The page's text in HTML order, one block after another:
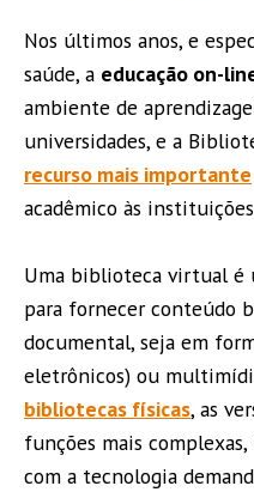
Nos últimos anos, e
saúde, a educação on-
ambiente de
universidades, e a
recurso mais importante
acadêmico às
Uma biblioteca virtual é
para fornecer conteúdo
documental, seja em
eletrônicos) ou
bibliotecas físicas, as
funções mais
com a tecnologia